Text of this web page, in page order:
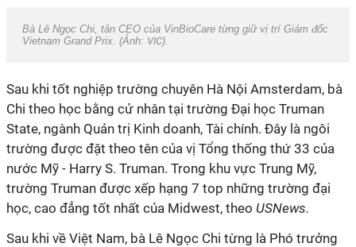
Bà Lê Ngọc Chi, tân CEO của VinBioCare từng giữ vị trí Giám đốc
Vietnam Grand Prix. (Ảnh: VIC).
Sau khi tốt nghiệp trường chuyên Hà Nội Amsterdam, bà
Chi theo học bằng cử nhân tại trường Đại học Truman
State, ngành Quản trị Kinh doanh, Tài chính. Đây là ngôi
trường được đặt theo tên của vị Tổng thống thứ 33 của
nước Mỹ - Harry S. Truman. Trong khu vực Trung Mỹ,
trường Truman được xếp hạng 7 top những trường đại
học, cao đẳng tốt nhất của Midwest, theo USNews.
Sau khi về Việt Nam, bà Lê Ngọc Chi từng là Phó trưởng